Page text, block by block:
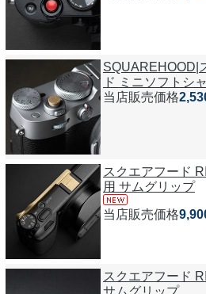
SQUAREHOOD|
ド ミニソフトシ
当店販売価格
スクエアフード
用 サムグリップ
当店販売価格
スクエアフード
サムグリップ